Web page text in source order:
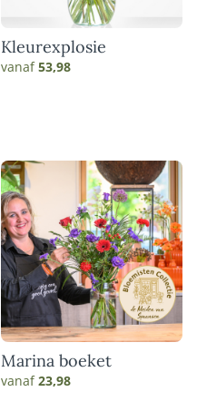
Kleurexplosie
vanaf53,98
Marina boeket
vanaf23,98